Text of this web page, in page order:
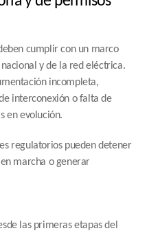
cumplir con un marco
y de la red eléctrica.
incompleta,
interconexión o falta de
en evolución.
regulatorios pueden detener
marcha o generar
las primeras etapas del